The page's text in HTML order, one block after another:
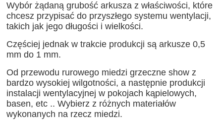
Wybór żądaną grubość arkusza z właściwości, które
chcesz przypisać do przyszłego systemu wentylacji,
takich jak jego długości i wielkości.
Częściej jednak w trakcie produkcji są arkusze 0,5
mm do 1 mm.
Od przewodu rurowego miedzi grzeczne show z
bardzo wysokiej wilgotności, a następnie produkcji
instalacji wentylacyjnej w pokojach kąpielowych,
basen, etc .. Wybierz z różnych materiałów
wykonanych na rzecz miedzi.